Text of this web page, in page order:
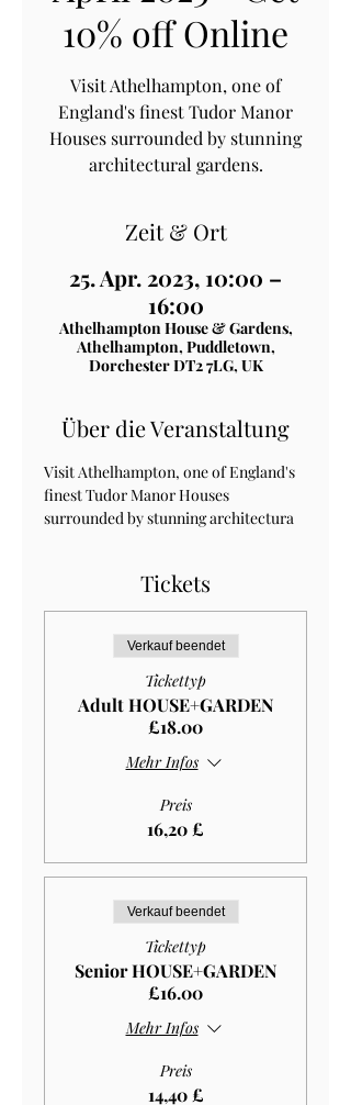
10% off Online
Visit Athelhampton, one of
England's finest Tudor Manor
Houses surrounded by stunning
architectural gardens.
Zeit & Ort
25. Apr. 2023, 10:00 –
16:00
Athelhampton House & Gardens,
Athelhampton, Puddletown,
Dorchester DT2 7LG, UK
Über die Veranstaltung
Visit Athelhampton, one of England's
finest Tudor Manor Houses
surrounded by stunning architectura
Tickets
Verkauf beendet
Tickettyp
Adult HOUSE+GARDEN
£18.00
Mehr Infos
Preis
16,20 £
Verkauf beendet
Tickettyp
Senior HOUSE+GARDEN
£16.00
Mehr Infos
Preis
14,40 £